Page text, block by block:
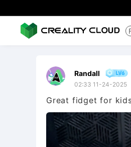
Randall
02:33 11-24-2025
Great fidget for